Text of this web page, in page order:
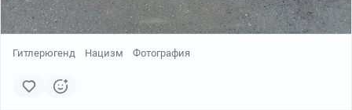
нацистка внезапно пошла в «Bundesnachrichtendienst»
(BND, Разведку ФРГ). Такая вот забавная загогулина.
секретарем в штаб-квартире «BND», а уволившись,
Гитлерюгенд Нацизм Фотография